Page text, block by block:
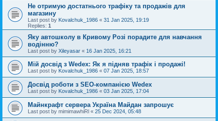
Не отримую достатнього трафіку та продажів для
магазину
Last post by Kovalchuk_1986 « 31 Jan 2025, 19:19
Replies: 1
Яку автошколу в Кривому Розі порадите для навчання
водінню?
Last post by Xileyasar « 16 Jan 2025, 16:21
Мій досвід з Wedex: Як я підняв трафік і продажі!
Last post by Kovalchuk_1986 « 07 Jan 2025, 18:57
Досвід роботи з SEO-компанією Wedex
Last post by Kovalchuk_1986 « 03 Jan 2025, 17:04
Майнкрафт сервера Україна Майдан запрошує
Last post by mimimawhiRl « 25 Dec 2024, 05:48